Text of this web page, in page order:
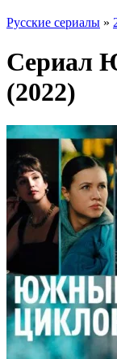
Русские сериалы »
Сериал
(2022)